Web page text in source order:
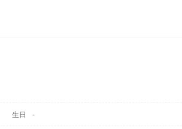
生日 -